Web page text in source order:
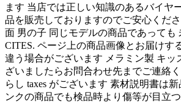
ます 当店では正しい知識のあるバイヤ
品を販売しておりますのでご安心くだ
面 男の子 同じモデルの商品であっても
CITES. ページ上の商品画像とお届けす
違う場合がございます メラミン製 キッ
ざいましたらお問合わせ先までご連絡
らし taxes がございます 素材説明書は
ンクの商品でも検品時より傷等が目立